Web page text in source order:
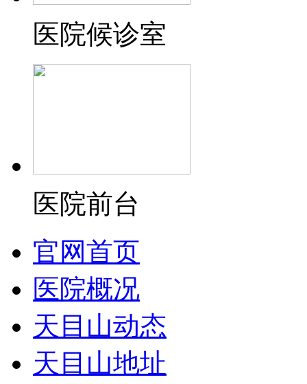
医院候诊室
医院前台
官网首页
医院概况
天目山动态
天目山地址